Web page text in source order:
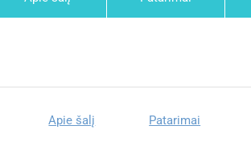
Apie šalį Patarimai